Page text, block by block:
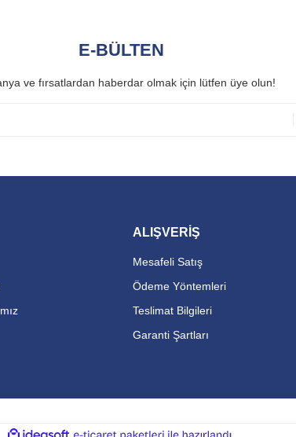
E-BÜLTEN
ve fırsatlardan haberdar olmak için lütfen üye olun!
ALIŞVERİŞ
Mesafeli Satış
Ödeme Yöntemleri
Teslimat Bilgileri
Garanti Şartları